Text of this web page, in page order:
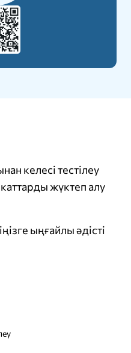
келесі тестілеу
жүктеп алу
ыңғайлы әдісті